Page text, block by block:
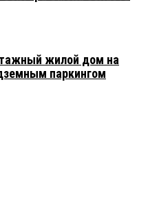
жилой дом на
паркингом